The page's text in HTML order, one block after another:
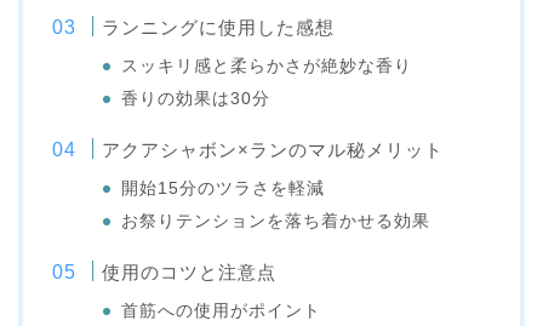
ランニングに使用した感想
スッキリ感と柔らかさが絶妙な香り
香りの効果は30分
アクアシャボン×ランのマル秘メリット
開始15分のツラさを軽減
お祭りテンションを落ち着かせる効果
使用のコツと注意点
首筋への使用がポイント